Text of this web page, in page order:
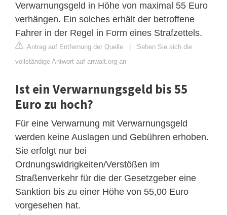
Verwarnungsgeld in Höhe von maximal 55 Euro
verhängen. Ein solches erhält der betroffene
Fahrer in der Regel in Form eines Strafzettels.
Antrag auf Entfernung der Quelle
Sehen Sie sich die
vollständige Antwort auf anwalt.org an
Ist ein Verwarnungsgeld bis 55
Euro zu hoch?
Für eine Verwarnung mit Verwarnungsgeld
werden keine Auslagen und Gebühren erhoben.
Sie erfolgt nur bei
Ordnungswidrigkeiten/Verstößen im
Straßenverkehr für die der Gesetzgeber eine
Sanktion bis zu einer Höhe von 55,00 Euro
vorgesehen hat.